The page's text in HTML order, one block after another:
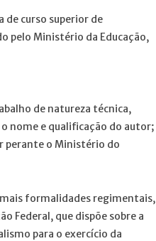
curso superior de
pelo Ministério da Educação,
de natureza técnica,
nome e qualificação do autor;
perante o Ministério do
formalidades regimentais,
Federal, que dispõe sobre a
para o exercício da